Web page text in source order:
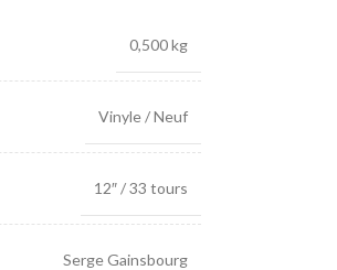
0,500 kg
Vinyle / Neuf
12″ / 33 tours
Serge Gainsbourg